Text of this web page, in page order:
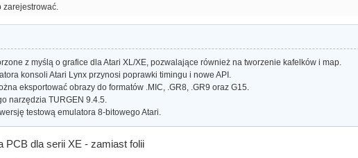
zarejestrować.
z myślą o grafice dla Atari XL/XE, pozwalające również na tworzenie kafelków i map.
konsoli Atari Lynx przynosi poprawki timingu i nowe API.
eksportować obrazy do formatów .MIC, .GR8, .GR9 oraz G15.
narzędzia TURGEN 9.4.5.
testową emulatora 8-bitowego Atari.
PCB dla serii XE - zamiast folii